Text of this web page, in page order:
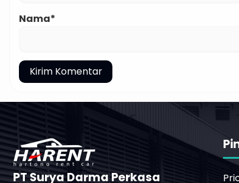
Nama*
PT Surya Darma Perkasa